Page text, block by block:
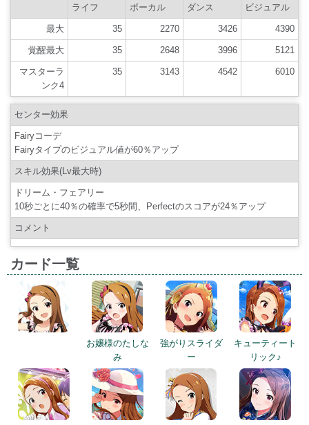
ライフ ボーカル ダンス ビジュアル
最大 35 2270 3426 4390
覚醒最大 35 2648 3996 5121
マスターラ
ンク4
35 3143 4542 6010
センター効果
Fairyコーデ
Fairyタイプのビジュアル値が60％アップ
スキル効果(Lv最大時)
ドリーム・フェアリー
10秒ごとに40％の確率で5秒間、Perfectのスコアが24％アップ
コメント
カード一覧
お嬢様のたしな
み
強がりスライダ
ー
キューティート
リック♪